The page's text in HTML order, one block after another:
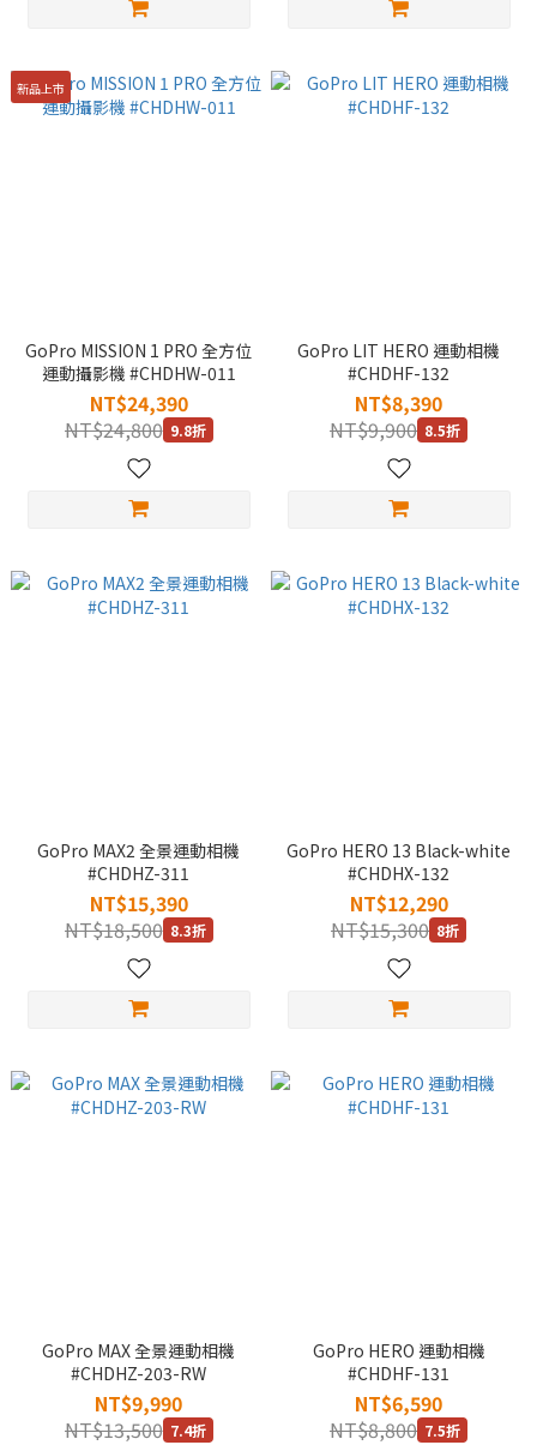
新品上市
GoPro MISSION 1 PRO 全方位
運動攝影機 #CHDHW-011
NT$24,390
NT$24,800 9.8折
GoPro LIT HERO 運動相機
#CHDHF-132
NT$8,390
NT$9,900 8.5折
GoPro MAX2 全景運動相機
#CHDHZ-311
NT$15,390
NT$18,500 8.3折
GoPro HERO 13 Black-white
#CHDHX-132
NT$12,290
NT$15,300 8折
GoPro MAX 全景運動相機
#CHDHZ-203-RW
NT$9,990
NT$13,500 7.4折
GoPro HERO 運動相機
#CHDHF-131
NT$6,590
NT$8,800 7.5折